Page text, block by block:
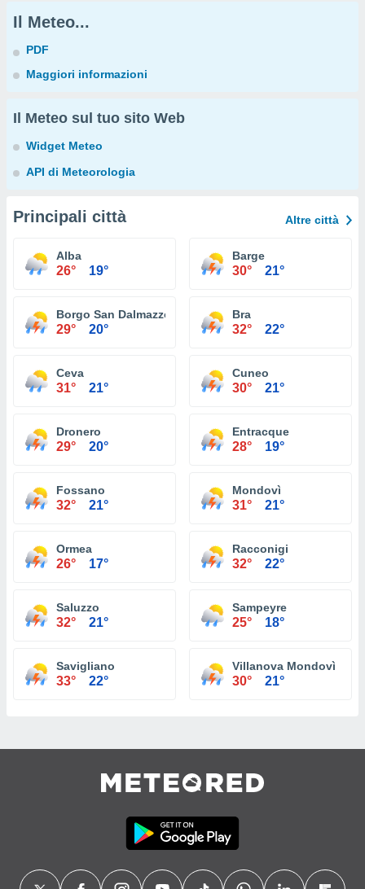
Il Meteo...
PDF
Maggiori informazioni
Il Meteo sul tuo sito Web
Widget Meteo
API di Meteorologia
Principali città Altre città
Alba
26° 19°
Barge
30° 21°
Borgo San Dalmazzo
29° 20°
Bra
32° 22°
Ceva
31° 21°
Cuneo
30° 21°
Dronero
29° 20°
Entracque
28° 19°
Fossano
32° 21°
Mondovì
31° 21°
Ormea
26° 17°
Racconigi
32° 22°
Saluzzo
32° 21°
Sampeyre
25° 18°
Savigliano
33° 22°
Villanova Mondovì
30° 21°